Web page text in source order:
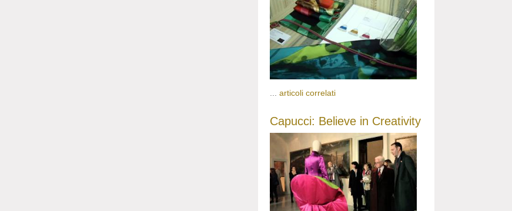
... articoli correlati
Capucci: Believe in Creativity